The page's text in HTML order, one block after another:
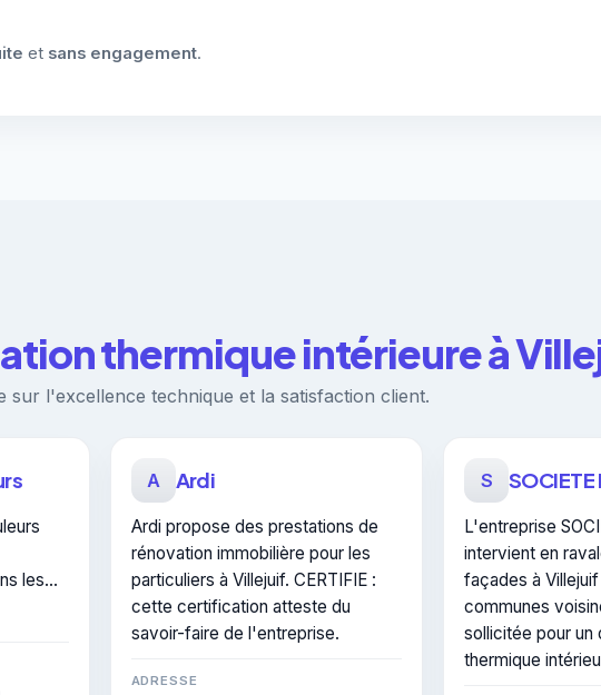
et sans engagement.
thermique intérieure à
sur l'excellence technique et la satisfaction client.
les
A Ardi
Ardi propose des prestations de
rénovation immobilière pour les
particuliers à Villejuif. CERTIFIE :
cette certification atteste du
savoir-faire de l'entreprise.
ADRESSE
S SOCIETE
L'entreprise
intervient en
façades à
communes
sollicitée pour un
thermique